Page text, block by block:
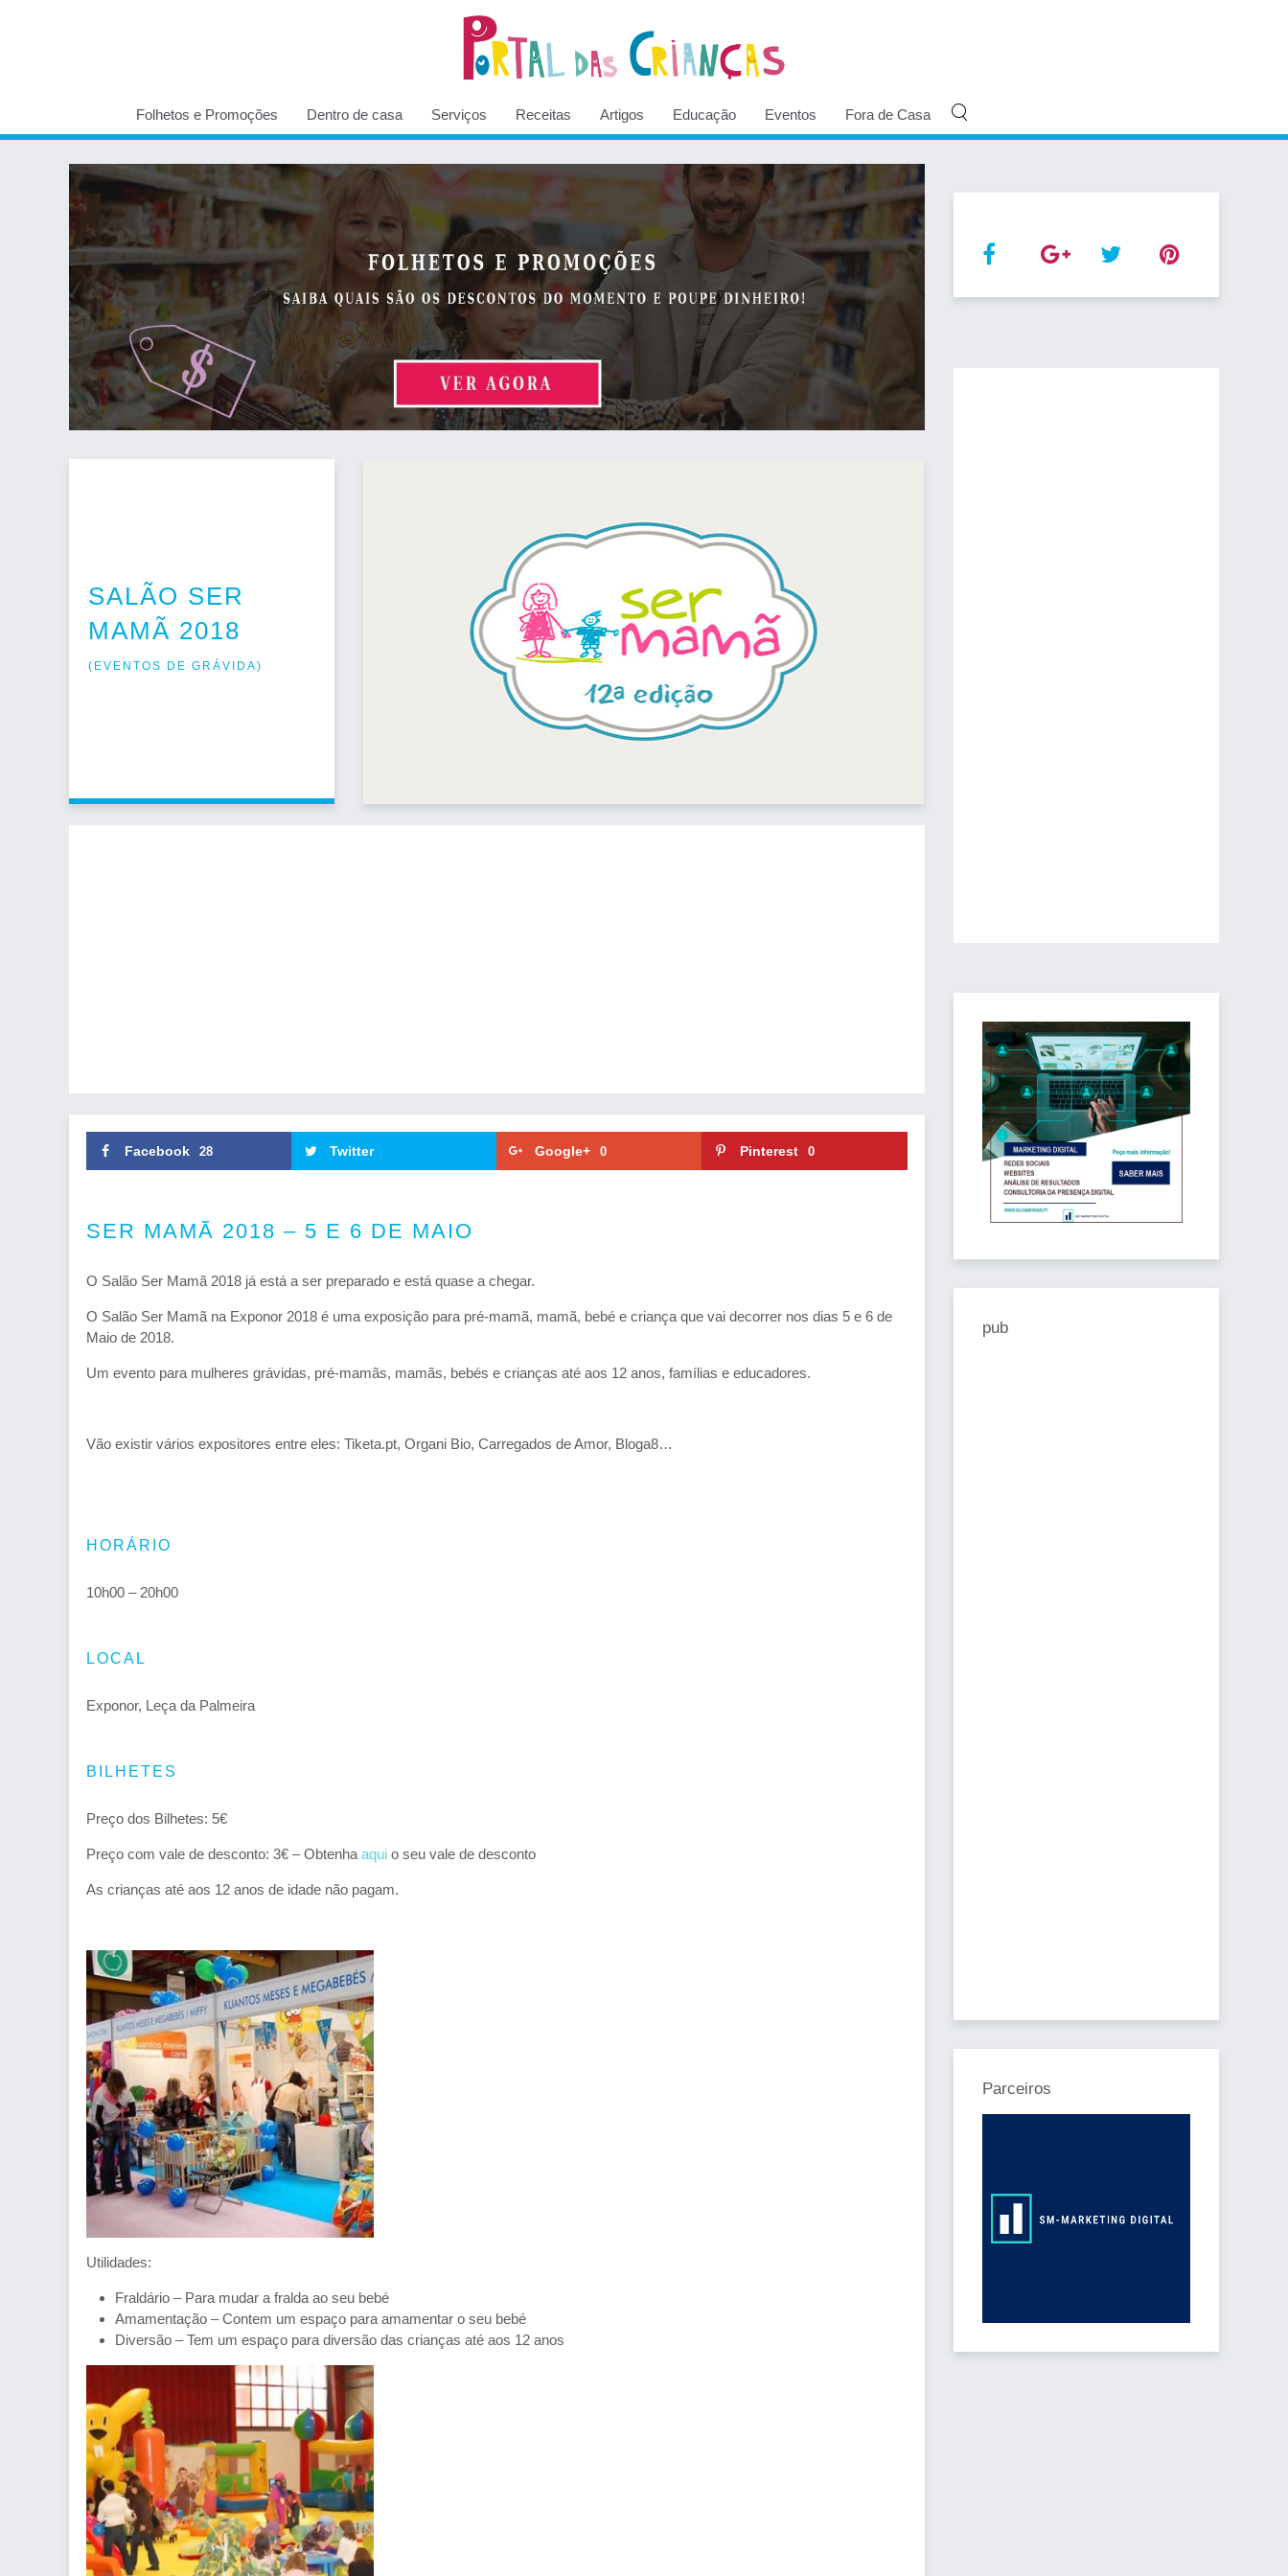
Folhetos e Promoções Dentro de casa Serviços Receitas Artigos Educação Eventos Fora de Casa
SALÃO SER
MAMÃ 2018
( EVENTOS DE GRÁVIDA)
Facebook 28 Twitter Google+ 0 Pinterest 0
SER MAMÃ 2018 – 5 E 6 DE MAIO
O Salão Ser Mamã 2018 já está a ser preparado e está quase a chegar.
O Salão Ser Mamã na Exponor 2018 é uma exposição para pré-mamã, mamã, bebé e criança que vai decorrer nos dias 5 e 6 de
Maio de 2018.
Um evento para mulheres grávidas, pré-mamãs, mamãs, bebés e crianças até aos 12 anos, famílias e educadores.
Vão existir vários expositores entre eles: Tiketa.pt, Organi Bio, Carregados de Amor, Bloga8…
HORÁRIO
10h00 – 20h00
LOCAL
Exponor, Leça da Palmeira
BILHETES
Preço dos Bilhetes: 5€
Preço com vale de desconto: 3€ – Obtenha aqui o seu vale de desconto
As crianças até aos 12 anos de idade não pagam.
Utilidades:
Fraldário – Para mudar a fralda ao seu bebé
Amamentação – Contem um espaço para amamentar o seu bebé
Diversão – Tem um espaço para diversão das crianças até aos 12 anos
pub
Parceiros